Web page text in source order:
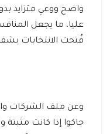
واضح ووعي متزايد
عليا، ما يجعل
فُتحت الانتخابات
وعن ملف الشركات
جاكوا إذا كانت مثبتة